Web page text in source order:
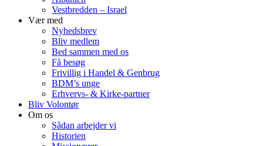
Vestbredden – Israel
Vær med
Nyhedsbrev
Bliv medlem
Bed sammen med os
Få besøg
Frivillig i Handel & Genbrug
BDM’s unge
Erhvervs- & Kirke-partner
Bliv Volontør
Om os
Sådan arbejder vi
Historien